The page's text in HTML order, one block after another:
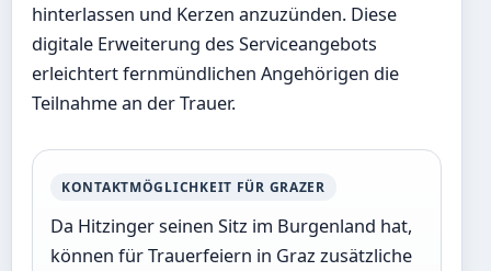
hinterlassen und Kerzen anzuzünden. Diese
digitale Erweiterung des Serviceangebots
erleichtert fernmündlichen Angehörigen die
Teilnahme an der Trauer.
KONTAKTMÖGLICHKEIT FÜR GRAZER
Da Hitzinger seinen Sitz im Burgenland hat,
können für Trauerfeiern in Graz zusätzliche